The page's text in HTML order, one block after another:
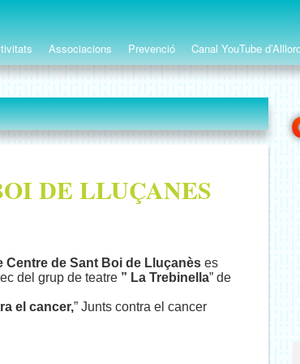
Associacions Prevenció Canal YouTube
DE LLUÇANES
Centre de Sant Boi de Lluçanès es
del grup de teatre ” La Trebinella” de
el cancer,” Junts contra el cancer